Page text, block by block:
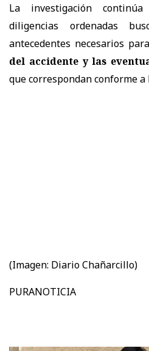
La investigación
diligencias ordenadas
antecedentes necesarios para
del accidente y las
que correspondan conforme a
(Imagen: Diario Chañarcillo)
PURANOTICIA